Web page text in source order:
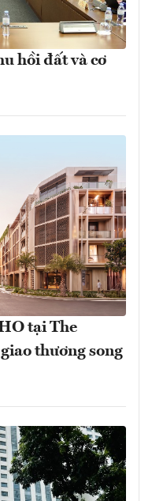
hồi đất và cơ
tại The
thương song